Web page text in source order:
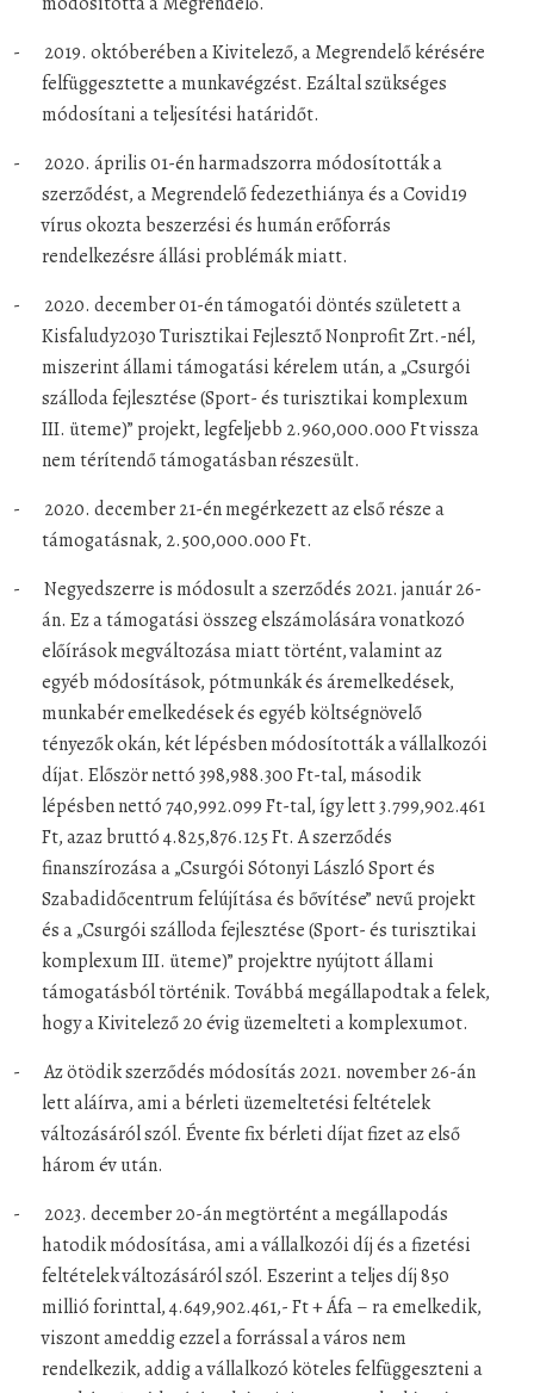
-
2019. októberében a Kivitelező, a Megrendelő kérésére
felfüggesztette a munkavégzést. Ezáltal szükséges
módosítani a teljesítési határidőt.
-
2020. április 01-én harmadszorra módosították a
szerződést, a Megrendelő fedezethiánya és a Covid19
vírus okozta beszerzési és humán erőforrás
rendelkezésre állási problémák miatt.
-
2020. december 01-én támogatói döntés született a
Kisfaludy2030 Turisztikai Fejlesztő Nonprofit Zrt.-nél,
miszerint állami támogatási kérelem után, a „Csurgói
szálloda fejlesztése (Sport- és turisztikai komplexum
III. üteme)” projekt, legfeljebb 2.960,000.000 Ft vissza
nem térítendő támogatásban részesült.
-
2020. december 21-én megérkezett az első része a
támogatásnak, 2.500,000.000 Ft.
-
Negyedszerre is módosult a szerződés 2021. január 26-
án. Ez a támogatási összeg elszámolására vonatkozó
előírások megváltozása miatt történt, valamint az
egyéb módosítások, pótmunkák és áremelkedések,
munkabér emelkedések és egyéb költségnövelő
tényezők okán, két lépésben módosították a vállalkozói
díjat. Először nettó 398,988.300 Ft-tal, második
lépésben nettó 740,992.099 Ft-tal, így lett 3.799,902.461
Ft, azaz bruttó 4.825,876.125 Ft. A szerződés
finanszírozása a „Csurgói Sótonyi László Sport és
Szabadidőcentrum felújítása és bővítése” nevű projekt
és a „Csurgói szálloda fejlesztése (Sport- és turisztikai
komplexum III. üteme)” projektre nyújtott állami
támogatásból történik. Továbbá megállapodtak a felek,
hogy a Kivitelező 20 évig üzemelteti a komplexumot.
-
Az ötödik szerződés módosítás 2021. november 26-án
lett aláírva, ami a bérleti üzemeltetési feltételek
változásáról szól. Évente fix bérleti díjat fizet az első
három év után.
-
2023. december 20-án megtörtént a megállapodás
hatodik módosítása, ami a vállalkozói díj és a fizetési
feltételek változásáról szól. Eszerint a teljes díj 850
millió forinttal, 4.649,902.461,- Ft + Áfa – ra emelkedik,
viszont ameddig ezzel a forrással a város nem
rendelkezik, addig a vállalkozó köteles felfüggeszteni a